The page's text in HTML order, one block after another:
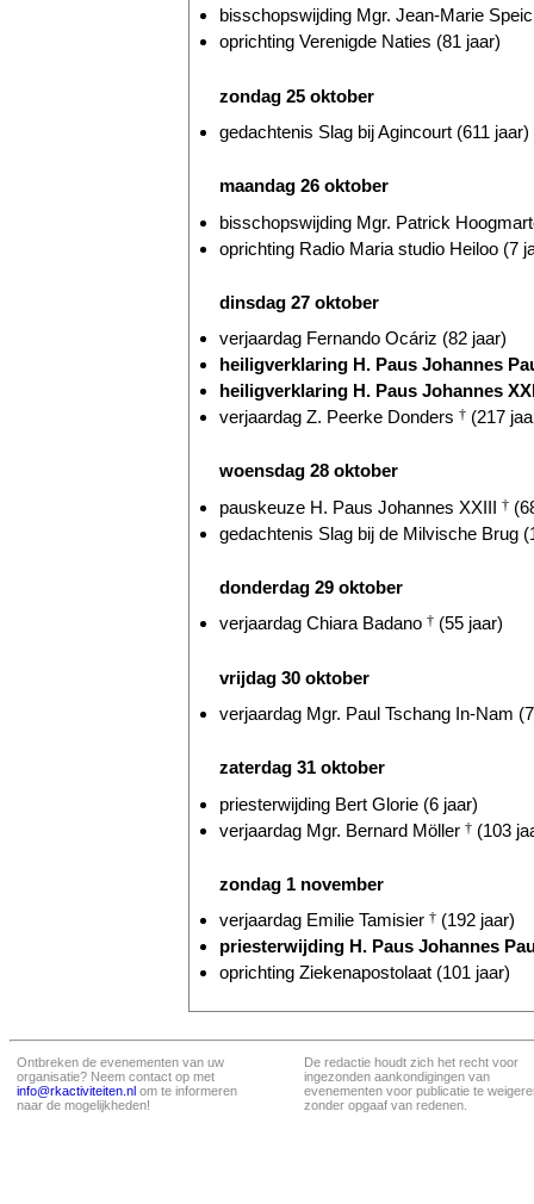
bisschopswijding Mgr. Jean-Marie
oprichting Verenigde Naties (81 jaar)
zondag 25 oktober
gedachtenis Slag bij Agincourt (611 jaar)
maandag 26 oktober
bisschopswijding Mgr. Patrick
oprichting Radio Maria studio Heiloo (7
dinsdag 27 oktober
verjaardag Fernando Ocáriz (82 jaar)
heiligverklaring H. Paus Johannes
heiligverklaring H. Paus Johannes
verjaardag Z. Peerke Donders † (217
woensdag 28 oktober
pauskeuze H. Paus Johannes XXIII †
gedachtenis Slag bij de Milvische Brug
donderdag 29 oktober
verjaardag Chiara Badano † (55 jaar)
vrijdag 30 oktober
verjaardag Mgr. Paul Tschang In-Nam
zaterdag 31 oktober
priesterwijding Bert Glorie (6 jaar)
verjaardag Mgr. Bernard Möller † (103
zondag 1 november
verjaardag Emilie Tamisier † (192 jaar)
priesterwijding H. Paus Johannes
oprichting Ziekenapostolaat (101 jaar)
Ontbreken de evenementen van uw
organisatie? Neem contact op met
info@rkactiviteiten.nl om te informeren
naar de mogelijkheden!
De redactie houdt zich het recht voor
ingezonden aankondigingen van
evenementen voor publicatie te
zonder opgaaf van redenen.